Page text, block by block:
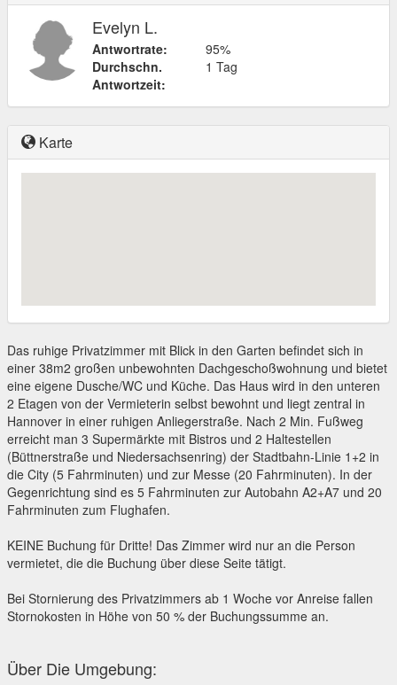
Evelyn L.
Antwortrate:
95%
Durchschn.
Antwortzeit:
1 Tag
Karte
Das ruhige Privatzimmer mit Blick in den Garten befindet sich in
einer 38m2 großen unbewohnten Dachgeschoßwohnung und bietet
eine eigene Dusche/WC und Küche. Das Haus wird in den unteren
2 Etagen von der Vermieterin selbst bewohnt und liegt zentral in
Hannover in einer ruhigen Anliegerstraße. Nach 2 Min. Fußweg
erreicht man 3 Supermärkte mit Bistros und 2 Haltestellen
(Büttnerstraße und Niedersachsenring) der Stadtbahn-Linie 1+2 in
die City (5 Fahrminuten) und zur Messe (20 Fahrminuten). In der
Gegenrichtung sind es 5 Fahrminuten zur Autobahn A2+A7 und 20
Fahrminuten zum Flughafen.
KEINE Buchung für Dritte! Das Zimmer wird nur an die Person
vermietet, die die Buchung über diese Seite tätigt.
Bei Stornierung des Privatzimmers ab 1 Woche vor Anreise fallen
Stornokosten in Höhe von 50 % der Buchungssumme an.
Über Die Umgebung: